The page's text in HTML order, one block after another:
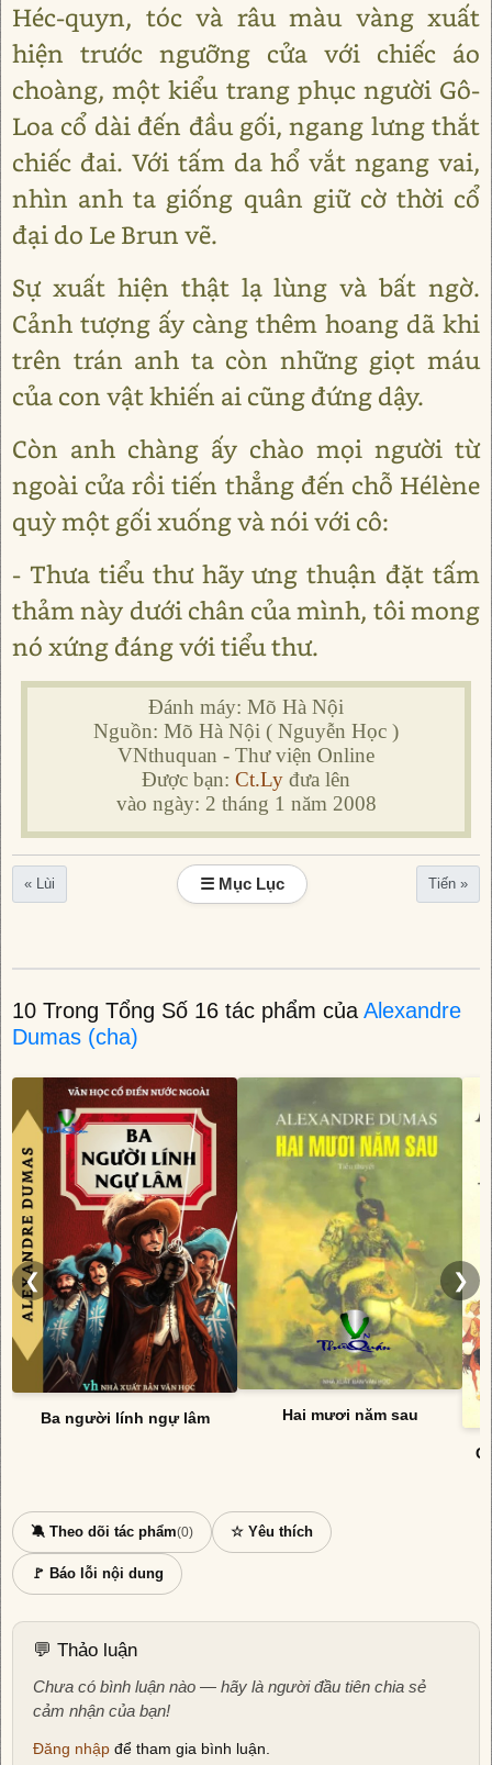
Héc-quyn, tóc và râu màu vàng xuất
hiện trước ngưỡng cửa với chiếc áo
choàng, một kiểu trang phục người Gô-
Loa cổ dài đến đầu gối, ngang lưng thắt
chiếc đai. Với tấm da hổ vắt ngang vai,
nhìn anh ta giống quân giữ cờ thời cổ
đại do Le Brun vẽ.
Sự xuất hiện thật lạ lùng và bất ngờ.
Cảnh tượng ấy càng thêm hoang dã khi
trên trán anh ta còn những giọt máu
của con vật khiến ai cũng đứng dậy.
Còn anh chàng ấy chào mọi người từ
ngoài cửa rồi tiến thẳng đến chỗ Hélène
quỳ một gối xuống và nói với cô:
- Thưa tiểu thư hãy ưng thuận đặt tấm
thảm này dưới chân của mình, tôi mong
nó xứng đáng với tiểu thư.
Đánh máy: Mõ Hà Nội
Nguồn: Mõ Hà Nội ( Nguyễn Học )
VNthuquan - Thư viện Online
Được bạn: Ct.Ly đưa lên
vào ngày: 2 tháng 1 năm 2008
« Lùi ☰ Mục Lục Tiến »
10 Trong Tổng Số 16 tác phẩm của Alexandre
Dumas (cha)
❮
Ba người lính ngự lâm Hai mươi năm sau
❯
🔕 Theo dõi tác phẩm(0) ☆ Yêu thích
🚩 Báo lỗi nội dung
💬 Thảo luận
Chưa có bình luận nào — hãy là người đầu tiên chia sẻ
cảm nhận của bạn!
Đăng nhập để tham gia bình luận.